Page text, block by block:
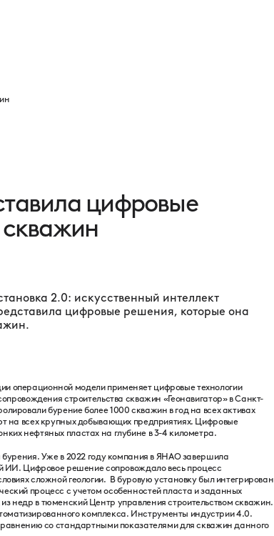
цифровые
скважин
2.0: искусственный интеллект
цифровые решения, которые она
операционной модели применяет цифровые технологии
строительства скважин «Геонавигатор» в Санкт-
бурение более 1000 скважин в год на всех активах
на всех крупных добывающих предприятиях. Цифровые
нефтяных пластах на глубине в 3-4 километра.
Уже в 2022 году компания в ЯНАО завершила
ИИ. Цифровое решение сопровождало весь процесс
сложной геологии. В буровую установку был интегрирован
процесс с учетом особенностей пласта и заданных
недр в тюменский Центр управления строительством скважин.
комплекса. Инструменты индустрии 4.0.
со стандартными показателями для скважин данного